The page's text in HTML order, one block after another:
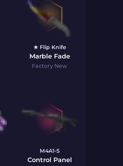
★ Flip Knife
Marble Fade
Factory New
M4A1-S
Control Panel